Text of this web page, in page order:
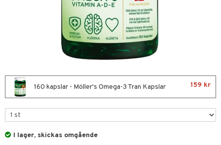
160 kapslar - Möller's Omega-3 Tran Kapslar 159 kr
I lager, skickas omgående
& lindrande
& hals